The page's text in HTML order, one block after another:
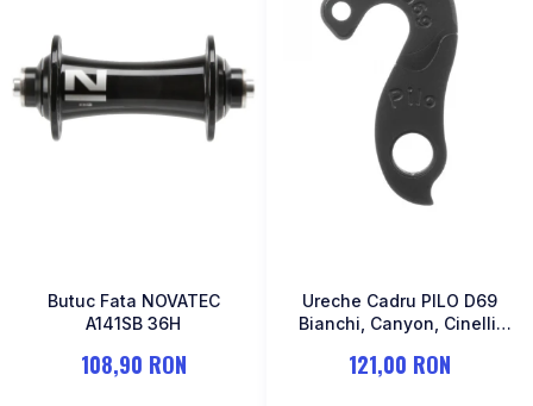
Butuc Fata NOVATEC
A141SB 36H
108,90 RON
Ureche Cadru PILO D69
Bianchi, Canyon, Cinelli,
Stevens, Vitus…
121,00 RON